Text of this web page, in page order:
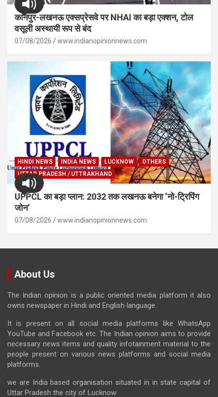
कानपुर-लखनऊ एक्सप्रेसवे पर NHAI का बड़ा एक्शन, टोल
वसूली अस्थायी रूप से बंद
07/08/2026 www.indianopinionnews.com
HINDI NEWS INDIA NEWS LUCKNOW
OTHERS
UTTAR PRADESH / UTTRAKHAND
UPPCL का बड़ा प्लान: 2032 तक लखनऊ बनेगा ‘नो-ट्रिपिंग
जोन’
07/08/2026 www.indianopinionnews.com
About Us
The Indian opinion is a public oriented media platform it also
owns newspaper in Hindi and English language.
It is present on all social media platforms like WhatsApp
YouTube and Facebook etc. The Indian opinion aims to provide
necessary news items and quality infotainment material to the
people present on various news platforms and social media
platforms.
we are India based organisation situated in in state capital of
Uttar Pradesh the city of Lucknow